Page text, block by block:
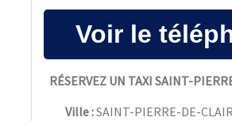
RÉSERVEZ UN TAXI SAINT-
Ville :SAINT-PIERRE-DE-